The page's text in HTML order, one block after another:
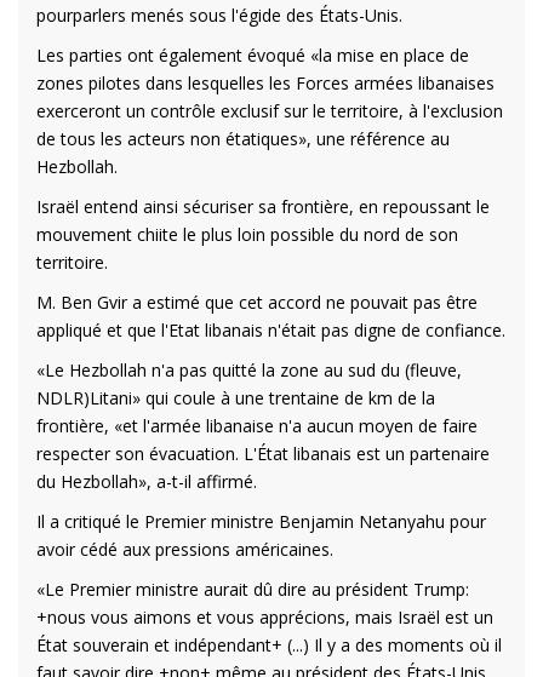
pourparlers menés sous l'égide des États-Unis.
Les parties ont également évoqué «la mise en place de
zones pilotes dans lesquelles les Forces armées libanaises
exerceront un contrôle exclusif sur le territoire, à l'exclusion
de tous les acteurs non étatiques», une référence au
Hezbollah.
Israël entend ainsi sécuriser sa frontière, en repoussant le
mouvement chiite le plus loin possible du nord de son
territoire.
M. Ben Gvir a estimé que cet accord ne pouvait pas être
appliqué et que l'Etat libanais n'était pas digne de confiance.
«Le Hezbollah n'a pas quitté la zone au sud du (fleuve,
NDLR)Litani» qui coule à une trentaine de km de la
frontière, «et l'armée libanaise n'a aucun moyen de faire
respecter son évacuation. L'État libanais est un partenaire
du Hezbollah», a-t-il affirmé.
Il a critiqué le Premier ministre Benjamin Netanyahu pour
avoir cédé aux pressions américaines.
«Le Premier ministre aurait dû dire au président Trump:
+nous vous aimons et vous apprécions, mais Israël est un
État souverain et indépendant+ (...) Il y a des moments où il
faut savoir dire +non+ même au président des États-Unis,